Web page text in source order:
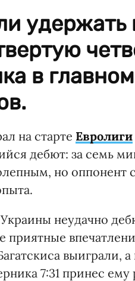
в
на старте Евролиги
дебют: за семь
но оппонент
неудачно
приятные
выиграли,
7:31 принес ему